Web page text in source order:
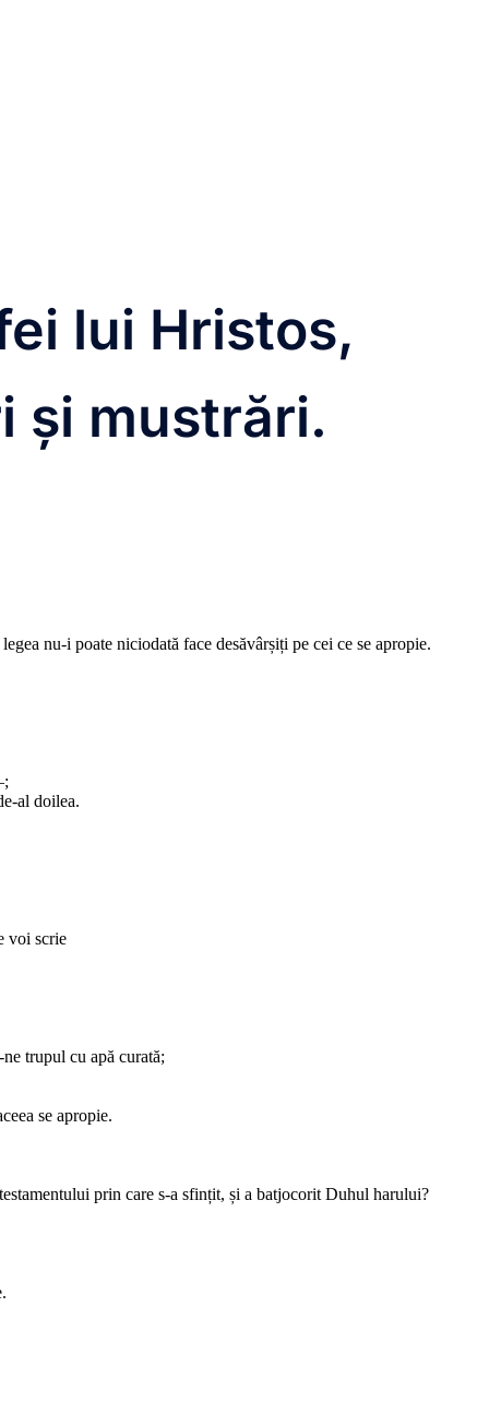
lui Hristos,
și mustrări.
nu-i poate niciodată face desăvârșiți pe cei ce se apropie.
al doilea.
voi scrie
trupul cu apă curată;
se apropie.
prin care s-a sfințit, și a batjocorit Duhul harului?